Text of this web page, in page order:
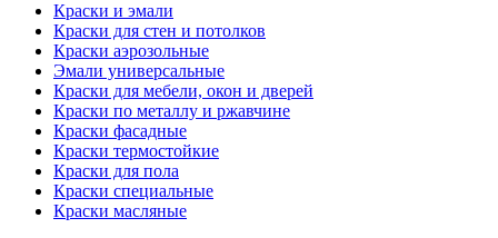
Краски и эмали
Краски для стен и потолков
Краски аэрозольные
Эмали универсальные
Краски для мебели, окон и дверей
Краски по металлу и ржавчине
Краски фасадные
Краски термостойкие
Краски для пола
Краски специальные
Краски масляные